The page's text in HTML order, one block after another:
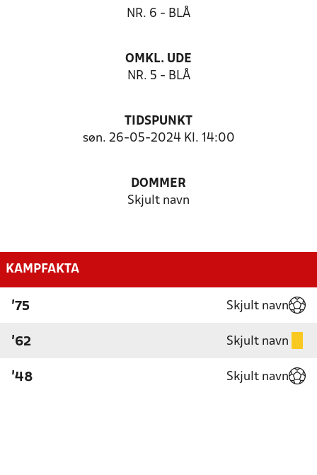
NR. 6 - BLÅ
OMKL. UDE
NR. 5 - BLÅ
TIDSPUNKT
søn. 26-05-2024 Kl. 14:00
DOMMER
Skjult navn
KAMPFAKTA
'75 Skjult navn
'62 Skjult navn
'48 Skjult navn